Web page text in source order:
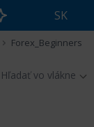
SK
Forex_Beginners
Hľadať vo vlákne